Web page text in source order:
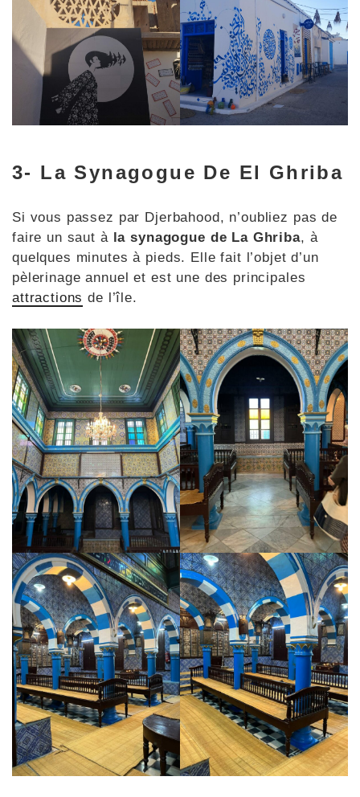
3- La Synagogue De El Ghriba
Si vous passez par Djerbahood, n’oubliez pas de
faire un saut à la synagogue de La Ghriba, à
quelques minutes à pieds. Elle fait l’objet d’un
pèlerinage annuel et est une des principales
attractions de l’île.